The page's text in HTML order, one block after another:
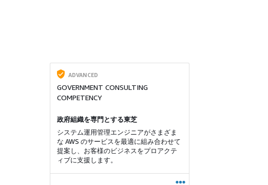
ADVANCED
GOVERNMENT CONSULTING
COMPETENCY
政府組織を専門とする東芝
システム運用管理エンジニアがさまざま
な AWS のサービスを最適に組み合わせて
提案し、お客様のビジネスをプロアクテ
ィブに支援します。